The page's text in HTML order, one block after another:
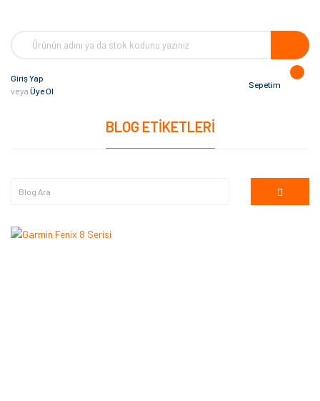
Giriş Yap
veya Üye Ol
Sepetim
BLOG ETIKETLERI